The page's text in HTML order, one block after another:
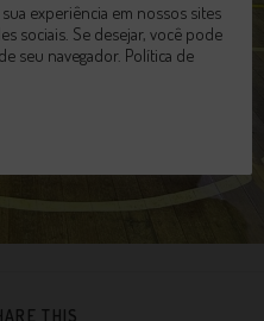
THIS
experiência em nossos sites
sociais. Se desejar, você pode
seu navegador. Política de